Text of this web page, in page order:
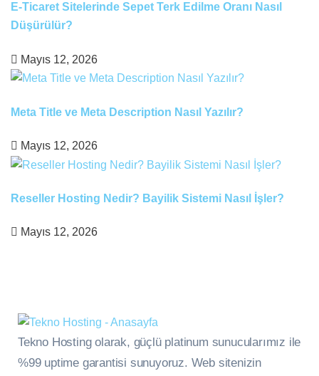
E-Ticaret Sitelerinde Sepet Terk Edilme Oranı Nasıl
Düşürülür?
Mayıs 12, 2026
Meta Title ve Meta Description Nasıl Yazılır?
Mayıs 12, 2026
Reseller Hosting Nedir? Bayilik Sistemi Nasıl İşler?
Mayıs 12, 2026
Tekno Hosting olarak, güçlü platinum sunucularımız ile
%99 uptime garantisi sunuyoruz. Web sitenizin